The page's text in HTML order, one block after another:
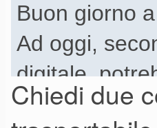
Buon giorno
Ad oggi,
digitale,
di definitivo
Chiedi due